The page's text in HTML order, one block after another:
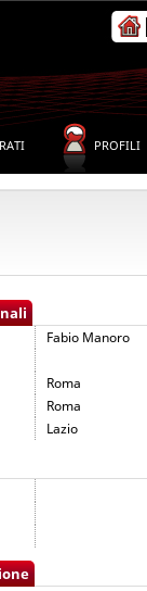
PROFILI
Fabio Manoro
Roma
Roma
Lazio